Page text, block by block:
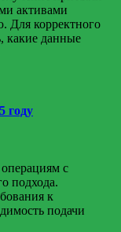
активами
Для корректного
какие данные
году
с
подхода.
к
подачи